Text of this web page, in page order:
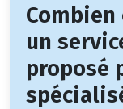
un
proposé